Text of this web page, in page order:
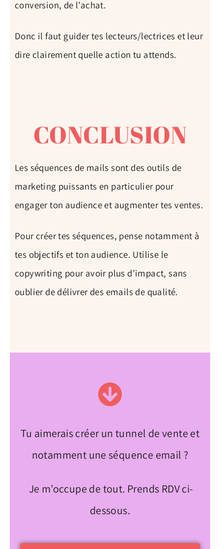
conversion, de l’achat.
Donc il faut guider tes lecteurs/lectrices et leur
dire clairement quelle action tu attends.
CONCLUSION
Les séquences de mails sont des outils de
marketing puissants en particulier pour
engager ton audience et augmenter tes ventes.
Pour créer tes séquences, pense notamment à
tes objectifs et ton audience. Utilise le
copywriting pour avoir plus d’impact, sans
oublier de délivrer des emails de qualité.
Tu aimerais créer un tunnel de vente et
notamment une séquence email ?
Je m’occupe de tout. Prends RDV ci-
dessous.